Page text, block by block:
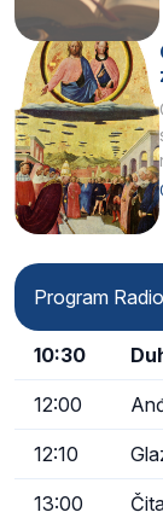
Program
10:30
12:00
12:10
13:00